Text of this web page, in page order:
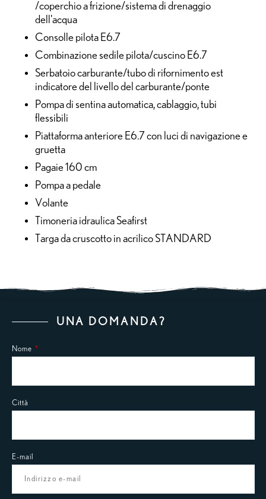
/coperchio a frizione/sistema di drenaggio
dell'acqua
Consolle pilota E6.7
Combinazione sedile pilota/cuscino E6.7
Serbatoio carburante/tubo di rifornimento est
indicatore del livello del carburante/ponte
Pompa di sentina automatica, cablaggio, tubi
flessibili
Piattaforma anteriore E6.7 con luci di navigazione e
gruetta
Pagaie 160 cm
Pompa a pedale
Volante
Timoneria idraulica Seafirst
Targa da cruscotto in acrilico STANDARD
UNA DOMANDA?
Nome
Città
E-mail